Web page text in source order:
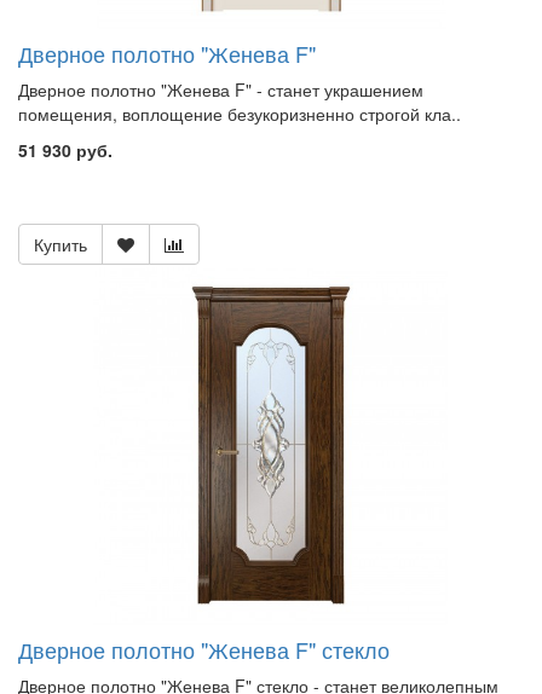
Дверное полотно "Женева F"
Дверное полотно "Женева F" - станет украшением
помещения, воплощение безукоризненно строгой кла..
51 930 руб.
Купить
Дверное полотно "Женева F" стекло
Дверное полотно "Женева F" стекло - станет великолепным